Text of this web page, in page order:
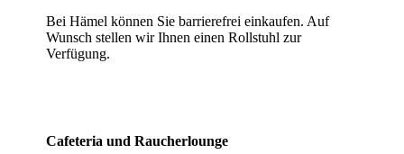
Bei Hämel können Sie barrierefrei einkaufen. Auf
Wunsch stellen wir Ihnen einen Rollstuhl zur
Verfügung.
Cafeteria und Raucherlounge